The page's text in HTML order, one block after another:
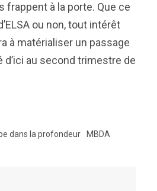
frappent à la porte. Que ce
ou non, tout intérêt
à matérialiser un passage
d’ici au second trimestre de
dans la profondeur MBDA